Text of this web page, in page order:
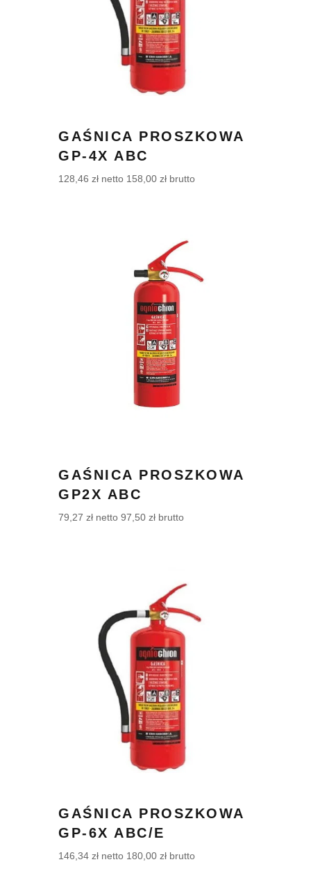
GAŚNICA PROSZKOWA
GP-4X ABC
128,46 zł netto 158,00 zł brutto
GAŚNICA PROSZKOWA
GP2X ABC
79,27 zł netto 97,50 zł brutto
GAŚNICA PROSZKOWA
GP-6X ABC/E
146,34 zł netto 180,00 zł brutto